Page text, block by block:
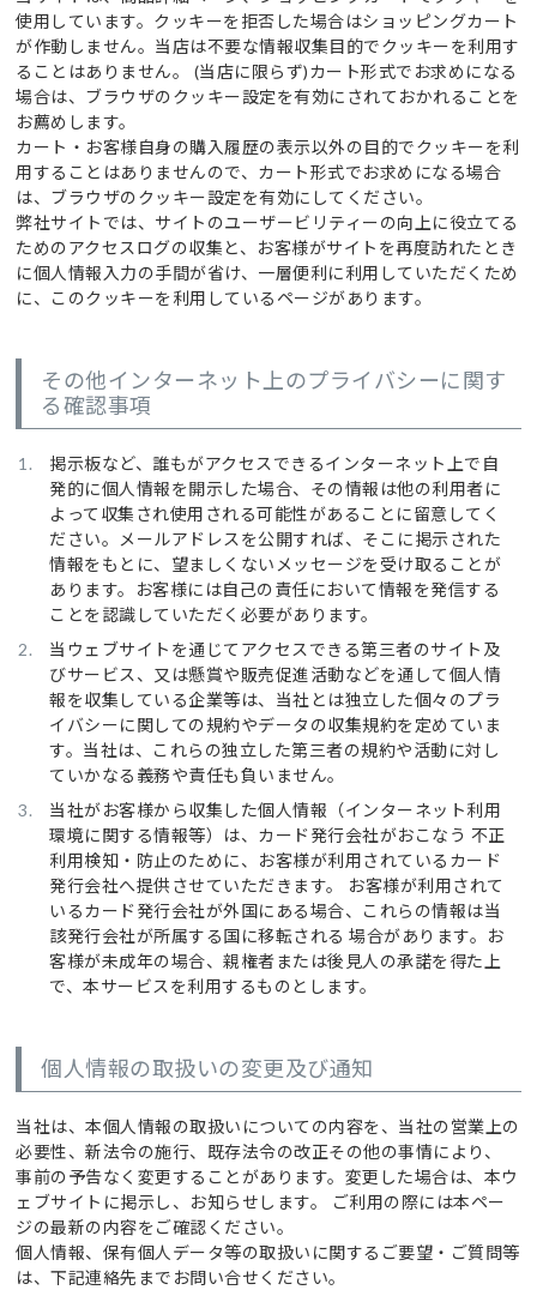
使用しています。クッキーを拒否した場合はショッピングカート
が作動しません。当店は不要な情報収集目的でクッキーを利用す
ることはありません。 (当店に限らず)カート形式でお求めになる
場合は、ブラウザのクッキー設定を有効にされておかれることを
お薦めします。
カート・お客様自身の購入履歴の表示以外の目的でクッキーを利
用することはありませんので、カート形式でお求めになる場合
は、ブラウザのクッキー設定を有効にしてください。
弊社サイトでは、サイトのユーザービリティーの向上に役立てる
ためのアクセスログの収集と、お客様がサイトを再度訪れたとき
に個人情報入力の手間が省け、一層便利に利用していただくため
に、このクッキーを利用しているページがあります。
その他インターネット上のプライバシーに関す
る確認事項
掲示板など、誰もがアクセスできるインターネット上で自
発的に個人情報を開示した場合、その情報は他の利用者に
よって収集され使用される可能性があることに留意してく
ださい。メールアドレスを公開すれば、そこに掲示された
情報をもとに、望ましくないメッセージを受け取ることが
あります。お客様には自己の責任において情報を発信する
ことを認識していただく必要があります。
当ウェブサイトを通じてアクセスできる第三者のサイト及
びサービス、又は懸賞や販売促進活動などを通して個人情
報を収集している企業等は、当社とは独立した個々のプラ
イバシーに関しての規約やデータの収集規約を定めていま
す。当社は、これらの独立した第三者の規約や活動に対し
ていかなる義務や責任も負いません。
当社がお客様から収集した個人情報（インターネット利用
環境に関する情報等）は、カード発行会社がおこなう 不正
利用検知・防止のために、お客様が利用されているカード
発行会社へ提供させていただきます。 お客様が利用されて
いるカード発行会社が外国にある場合、これらの情報は当
該発行会社が所属する国に移転される 場合があります。お
客様が未成年の場合、親権者または後見人の承諾を得た上
で、本サービスを利用するものとします。
個人情報の取扱いの変更及び通知
当社は、本個人情報の取扱いについての内容を、当社の営業上の
必要性、新法令の施行、既存法令の改正その他の事情により、
事前の予告なく変更することがあります。変更した場合は、本ウ
ェブサイトに掲示し、お知らせします。 ご利用の際には本ペー
ジの最新の内容をご確認ください。
個人情報、保有個人データ等の取扱いに関するご要望・ご質問等
は、下記連絡先までお問い合せください。